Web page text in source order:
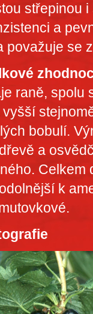
střepinou
a
považuje se
raně, spolu
vyšší
bobulí.
a
Celkem
k